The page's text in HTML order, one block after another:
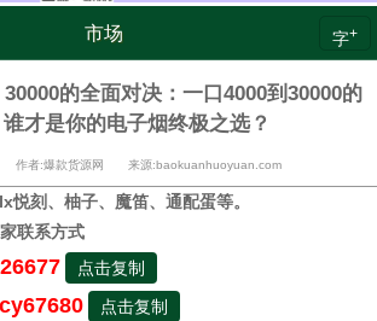
市场 字+
的全面对决：一口4000到30000的
才是你的电子烟终极之选？
者:爆款货源网 来源:baokuanhuoyuan.com
悦刻、柚子、魔笛、通配蛋等。
联系方式
点击复制
点击复制